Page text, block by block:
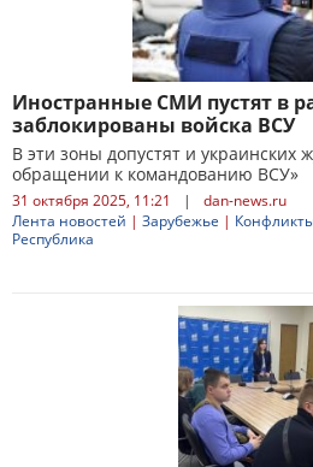
Иностранные СМИ пустят в
заблокированы войска ВСУ
В эти зоны допустят и украинских
обращении к командованию ВСУ»
31 октября 2025, 11:21 |
dan-news.ru
Лента новостей | Зарубежье |
Республика